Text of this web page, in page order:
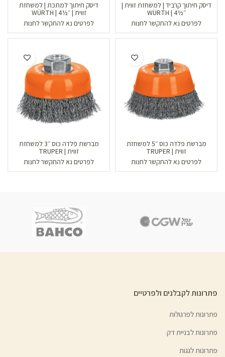
דיסק חיתוך קרביד | למשחזת זווית |
״½4 | WÜRTH
לפרטים נא להתקשר לחנות
דיסק חיתוך למתכת | למשחזת
זווית | ״½4 | WÜRTH
לפרטים נא להתקשר לחנות
מברשת פלדה כוס ״5 למשחזת
זווית | TRUPER
לפרטים נא להתקשר לחנות
מברשת פלדה כוס ״3 למשחזת
זווית | TRUPER
לפרטים נא להתקשר לחנות
פתרונות לקבלנים ולפרטיים
פתרונות לפרגולות
פתרונות לבניית דק
פתרונות לגגות